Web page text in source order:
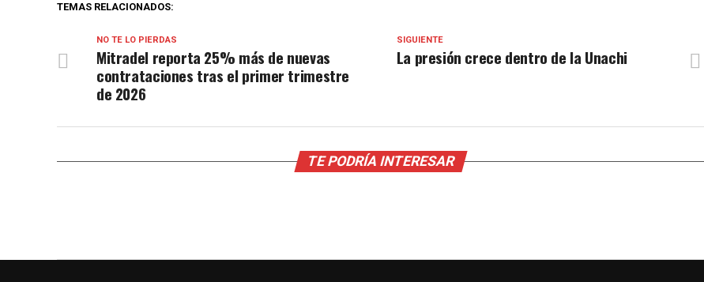
TEMAS RELACIONADOS:
SIGUIENTE
La presión crece dentro de la Unachi
NO TE LO PIERDAS
Mitradel reporta 25% más de nuevas
contrataciones tras el primer trimestre
de 2026
TE PODRÍA INTERESAR